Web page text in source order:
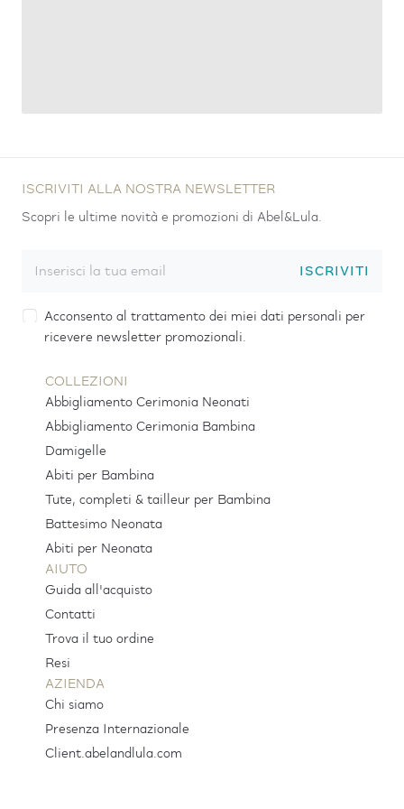
ISCRIVITI ALLA NOSTRA NEWSLETTER
Scopri le ultime novità e promozioni di Abel&Lula.
ISCRIVITI
Acconsento al trattamento dei miei dati personali per
ricevere newsletter promozionali.
COLLEZIONI
Abbigliamento Cerimonia Neonati
Abbigliamento Cerimonia Bambina
Damigelle
Abiti per Bambina
Tute, completi & tailleur per Bambina
Battesimo Neonata
Abiti per Neonata
AIUTO
Guida all'acquisto
Contatti
Trova il tuo ordine
Resi
AZIENDA
Chi siamo
Presenza Internazionale
Client.abelandlula.com